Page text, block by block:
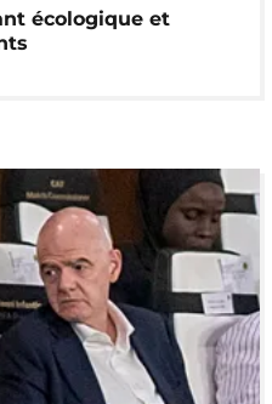
écologique et